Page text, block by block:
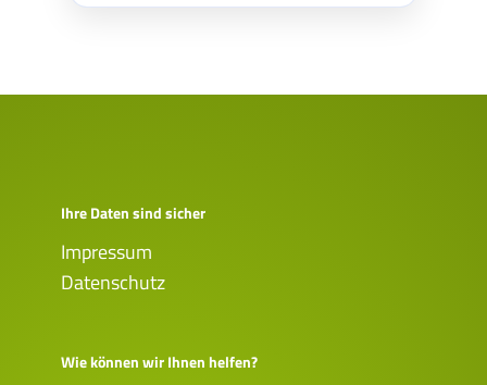
Ihre Daten sind sicher
Impressum
Datenschutz
Wie können wir Ihnen helfen?